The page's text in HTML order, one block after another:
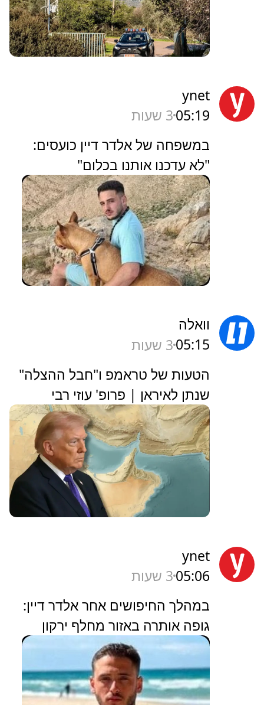
ynet
05:193 שעות
במשפחה של אלדר דיין כועסים:
"לא עדכנו אותנו בכלום"
וואלה
05:153 שעות
הטעות של טראמפ ו"חבל ההצלה"
שנתן לאיראן | פרופ' עוזי רבי
ynet
05:063 שעות
במהלך החיפושים אחר אלדר דיין:
גופה אותרה באזור מחלף ירקון